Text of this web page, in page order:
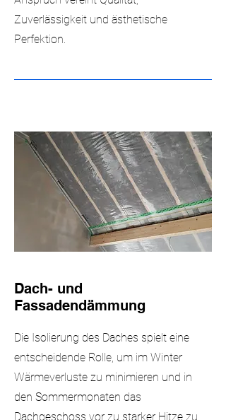
Zuverlässigkeit und ästhetische
Perfektion.
Dach- und
Fassadendämmung
Die Isolierung des Daches spielt eine
entscheidende Rolle, um im Winter
Wärmeverluste zu minimieren und in
den Sommermonaten das
Dachgeschoss vor zu starker Hitze zu